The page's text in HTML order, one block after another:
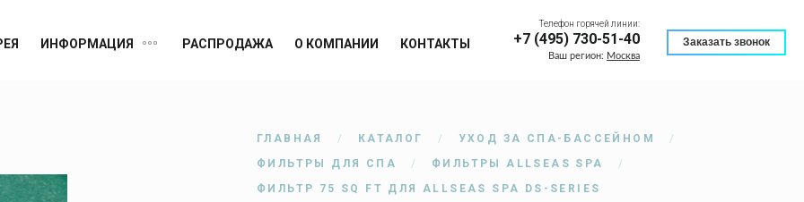
ИНФОРМАЦИЯ РАСПРОДАЖА О КОМПАНИИ КОНТАКТЫ
Телефон горячей линии:
+7 (495) 730-51-40
Ваш регион: Москва
Заказать звонок
ГЛАВНАЯ КАТАЛОГ
УХОД ЗА СПА-БАССЕЙНОМ
ФИЛЬТРЫ ДЛЯ СПА
ФИЛЬТРЫ ALLSEAS SPA
ФИЛЬТР 75 SQ FT ДЛЯ ALLSEAS SPA DS-SERIES